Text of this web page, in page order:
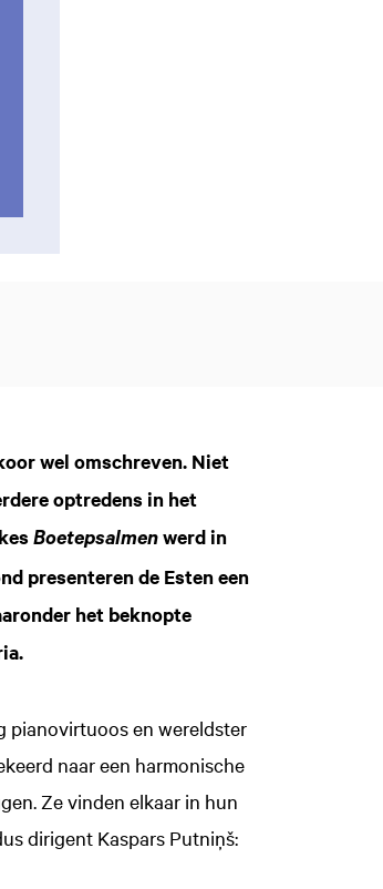
wel omschreven. Niet
optredens in het
Boetepsalmenwerd in
presenteren de Esten een
het beknopte
pianovirtuoos en wereldster
naar een harmonische
Ze vinden elkaar in hun
dirigent Kaspars Putniņš: